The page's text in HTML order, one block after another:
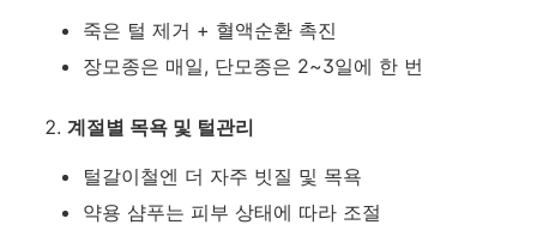
죽은 털 제거 + 혈액순환 촉진
장모종은 매일, 단모종은 2~3일에 한 번
계절별 목욕 및 털관리
털갈이철엔 더 자주 빗질 및 목욕
약용 샴푸는 피부 상태에 따라 조절